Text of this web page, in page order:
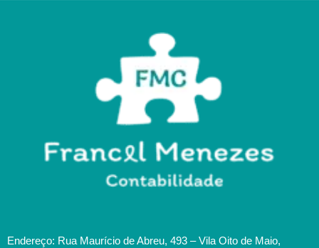
Endereço: Rua Maurício de Abreu, 493 – Vila Oito de Maio,